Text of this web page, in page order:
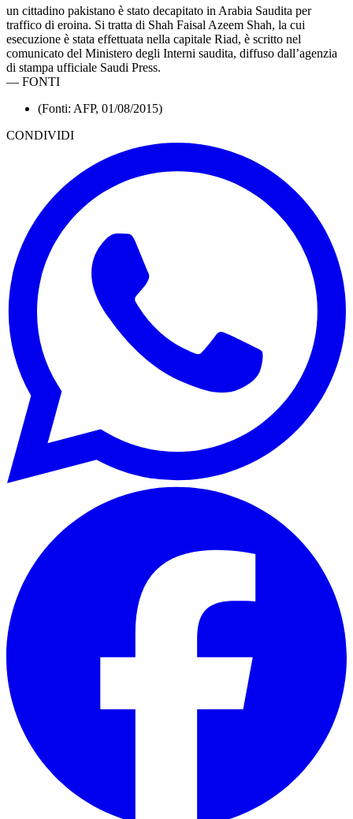
un cittadino pakistano è stato decapitato in Arabia Saudita per
traffico di eroina. Si tratta di Shah Faisal Azeem Shah, la cui
esecuzione è stata effettuata nella capitale Riad, è scritto nel
comunicato del Ministero degli Interni saudita, diffuso dall’agenzia
di stampa ufficiale Saudi Press.
— FONTI
(Fonti: AFP, 01/08/2015)
CONDIVIDI